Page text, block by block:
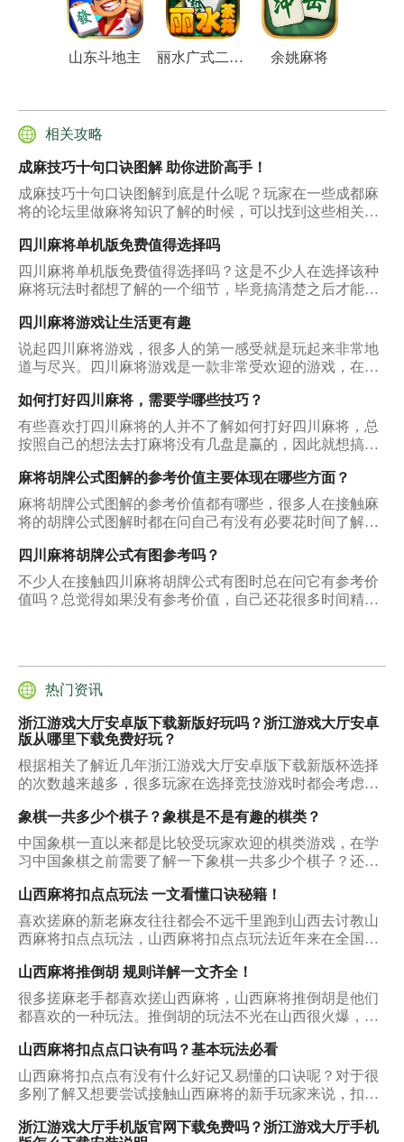
山东斗地主 丽水广式二人麻将 余姚麻将
相关攻略
成麻技巧十句口诀图解 助你进阶高手！
成麻技巧十句口诀图解到底是什么呢？玩家在一些成都麻
将的论坛里做麻将知识了解的时候，可以找到这些相关的
被玩家发布出来有什么意义，对于自己了解成都麻将是否
有帮助？
四川麻将单机版免费值得选择吗
四川麻将单机版免费值得选择吗？这是不少人在选择该种
麻将玩法时都想了解的一个细节，毕竟搞清楚之后才能够
几点细节就可以回答大家。
四川麻将游戏让生活更有趣
说起四川麻将游戏，很多人的第一感受就是玩起来非常地
道与尽兴。四川麻将游戏是一款非常受欢迎的游戏，在全
颇具特色，四川麻将游戏的玩法别具不同，玩法也更加别
具一格，接下来也让我们一起了解一下四川麻将游戏吧。
如何打好四川麻将，需要学哪些技巧？
有些喜欢打四川麻将的人并不了解如何打好四川麻将，总
按照自己的想法去打麻将没有几盘是赢的，因此就想搞清
面所说的这几点就能够回答大家的疑问。
麻将胡牌公式图解的参考价值主要体现在哪些方面？
麻将胡牌公式图解的参考价值都有哪些，很多人在接触麻
将的胡牌公式图解时都在问自己有没有必要花时间了解公
问。
四川麻将胡牌公式有图参考吗？
不少人在接触四川麻将胡牌公式有图时总在问它有参考价
值吗？总觉得如果没有参考价值，自己还花很多时间精力
热门资讯
浙江游戏大厅安卓版下载新版好玩吗？浙江游戏大厅安卓
版从哪里下载免费好玩？
根据相关了解近几年浙江游戏大厅安卓版下载新版杯选择
的次数越来越多，很多玩家在选择竞技游戏时都会考虑
够被玩家多次选择的原因是什么？
象棋一共多少个棋子？象棋是不是有趣的棋类？
中国象棋一直以来都是比较受玩家欢迎的棋类游戏，在学
习中国象棋之前需要了解一下象棋一共多少个棋子？还需
得不错的成绩，把中国象棋学习的比较好一些。
山西麻将扣点点玩法 一文看懂口诀秘籍！
喜欢搓麻的新老麻友往往都会不远千里跑到山西去讨教山
西麻将扣点点玩法，山西麻将扣点点玩法近年来在全国的
的伙伴们，几乎都接触过山西麻将的玩法。不过对于很多
新麻友来说，山西麻将扣点点玩法仍然是一个陌生的世
界，今天小编就来为大家揭开这个神秘世界的面纱吧！
山西麻将推倒胡 规则详解一文齐全！
很多搓麻老手都喜欢搓山西麻将，山西麻将推倒胡是他们
都喜欢的一种玩法。推倒胡的玩法不光在山西很火爆，它
有怎样一番天地呢，对于玩熟了普通麻将的朋友来说，初
玩山西麻将需要注意什么？我们该在哪些平台获取它的下
载资源呢？下面小编就为大家一一介绍。
山西麻将扣点点口诀有吗？基本玩法必看
山西麻将扣点点有没有什么好记又易懂的口诀呢？对于很
多刚了解又想要尝试接触山西麻将的新手玩家来说，扣点
还毫无头绪，那也无需焦虑，今天我们一起把山西麻将扣
浙江游戏大厅手机版官网下载免费吗？浙江游戏大厅手机